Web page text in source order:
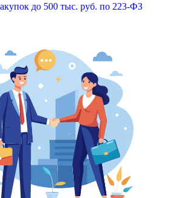
до 500 тыс. руб. по 223-ФЗ